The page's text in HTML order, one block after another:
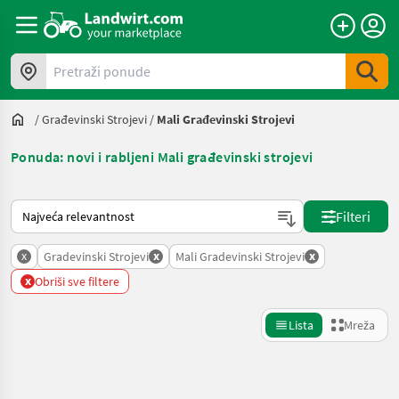
Pretraži ponude
/Građevinski Strojevi / Mali Građevinski Strojevi
Ponuda: novi i rabljeni Mali građevinski strojevi
Način na koji sortira Landwirt.com
Filteri
x Gradevinski Strojevi x Mali Gradevinski Strojevi x
x Obriši sve filtere
Lista Mreža